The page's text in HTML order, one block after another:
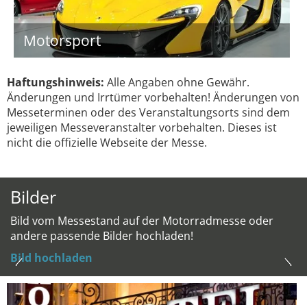
Motorsport
Haftungshinweis: Alle Angaben ohne Gewähr.
Änderungen und Irrtümer vorbehalten! Änderungen von
Messeterminen oder des Veranstaltungsorts sind dem
jeweiligen Messeveranstalter vorbehalten. Dieses ist
nicht die offizielle Webseite der Messe.
Bilder
Bild vom Messestand auf der Motorradmesse oder
andere passende Bilder hochladen!
Bild hochladen